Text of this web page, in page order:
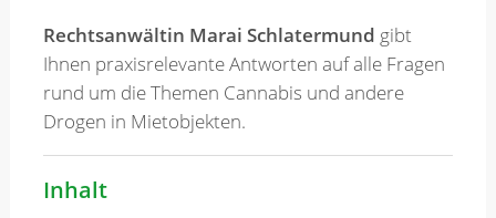
Rechtsanwältin Marai Schlatermund gibt
Ihnen praxisrelevante Antworten auf alle Fragen
rund um die Themen Cannabis und andere
Drogen in Mietobjekten.
Inhalt